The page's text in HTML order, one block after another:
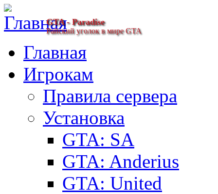
GTA - Paradise
Райский уголок в мире GTA
Главная
Игрокам
Правила сервера
Установка
GTA: SA
GTA: Anderius
GTA: United